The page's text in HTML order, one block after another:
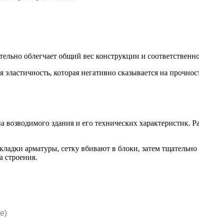
облегчает общий вес конструкции и
эластичность, которая негативно сказывается на
здания и его технических характеристик.
арматуры, сетку вбивают в блоки, затем
строения.